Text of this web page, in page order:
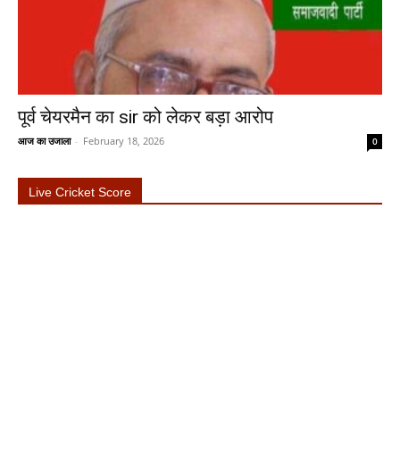
पूर्व चेयरमैन का sir को लेकर बड़ा आरोप
आज का उजाला - February 18, 2026 0
Live Cricket Score